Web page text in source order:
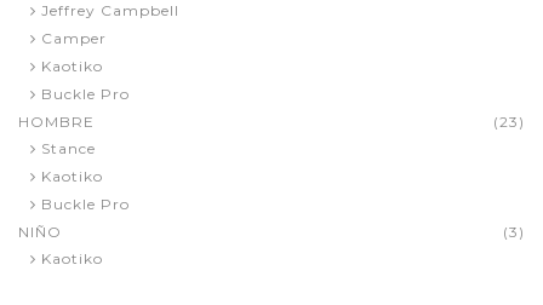
Jeffrey Campbell
Camper
Kaotiko
Buckle Pro
HOMBRE
(23)
Stance
Kaotiko
Buckle Pro
NIÑO
(3)
Kaotiko